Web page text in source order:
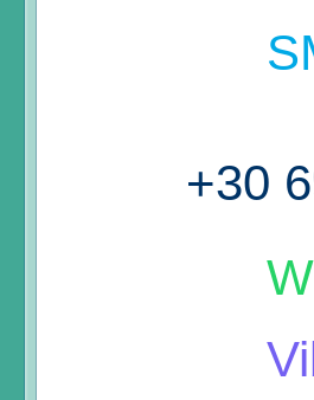
+30